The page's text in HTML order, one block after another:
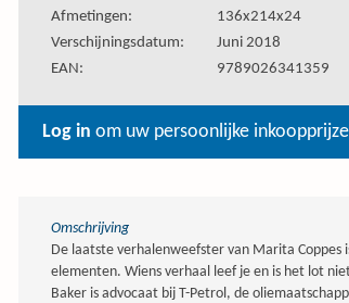
Afmetingen:
136x214x24
Verschijningsdatum:
Juni 2018
EAN:
9789026341359
Log in om uw persoonlijke
Omschrijving
De laatste verhalenweefster van Marita
elementen. Wiens verhaal leef je en is het lot
Baker is advocaat bij T-Petrol, de